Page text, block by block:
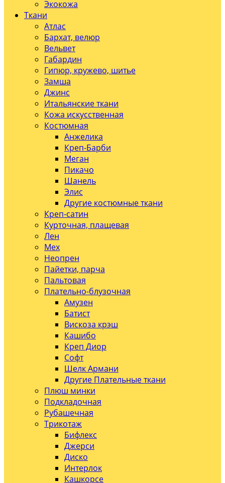
Экокожа
Ткани
Атлас
Бархат, велюр
Вельвет
Габардин
Гипюр, кружево, шитье
Замша
Джинс
Итальянские ткани
Кожа искусственная
Костюмная
Анжелика
Креп-Барби
Меган
Пикачо
Шанель
Элис
Другие костюмные ткани
Креп-сатин
Курточная, плащевая
Лен
Мех
Неопрен
Пайетки, парча
Пальтовая
Плательно-блузочная
Амузен
Батист
Вискоза крэш
Кашибо
Креп Диор
Софт
Шелк Армани
Другие Плательные ткани
Плюш минки
Подкладочная
Рубашечная
Трикотаж
Бифлекс
Джерси
Диско
Интерлок
Кашкорсе